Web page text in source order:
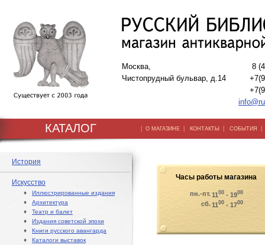
Москва,
Чистопрудный бульвар, д.14
8
КАТАЛОГ | О МАГАЗИНЕ | КОНТАКТЫ | СОБЫТИЯ
История
Искусство
♦ Иллюстрированные издания
♦ Архитектура
♦ Театр и балет
♦ Издания советской эпохи
♦ Книги русского авангарда
♦ Каталоги выставок
Часы работы магазина
пн.-пт.1100 - 1900
сб.1100 - 1700